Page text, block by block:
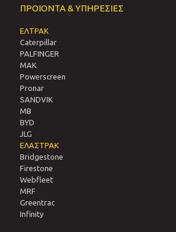
ΠΡΟΙΟΝΤΑ & ΥΠΗΡΕΣΙΕΣ
ΕΛΤΡΑΚ
Caterpillar
PALFINGER
MAK
Powerscreen
Pronar
SANDVIΚ
MB
BYD
JLG
ΕΛΑΣΤΡΑΚ
Bridgestone
Firestone
Webfleet
MRF
Greentrac
Infinity